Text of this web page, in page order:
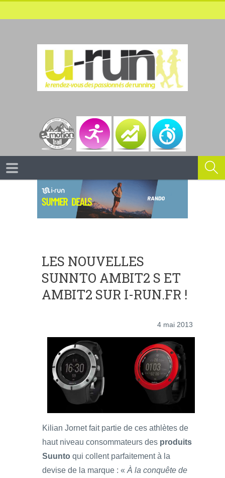
LES NOUVELLES
SUNNTO AMBIT2 S ET
AMBIT2 SUR I-RUN.FR !
4 mai 2013
Kilian Jornet fait partie de ces athlètes de
haut niveau consommateurs des produits
Suunto qui collent parfaitement à la
devise de la marque : «À la conquête de